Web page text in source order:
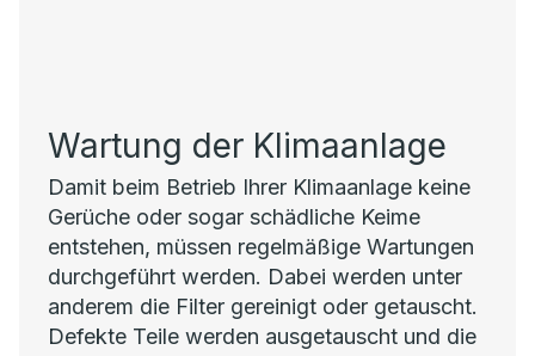
Wartung der Klimaanlage
Damit beim Betrieb Ihrer Klimaanlage keine
Gerüche oder sogar schädliche Keime
entstehen, müssen regelmäßige Wartungen
durchgeführt werden. Dabei werden unter
anderem die Filter gereinigt oder getauscht.
Defekte Teile werden ausgetauscht und die